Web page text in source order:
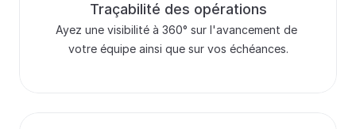
Traçabilité des opérations
Ayez une visibilité à 360° sur l'avancement de
votre équipe ainsi que sur vos échéances.